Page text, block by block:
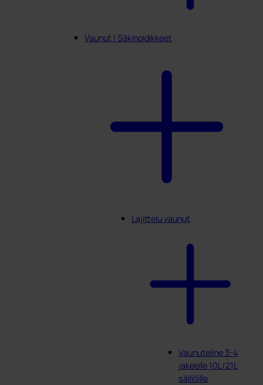
Vaunut | Säkinpidikkeet
Lajittelu vaunut
Vaunuteline 3-4
jakeelle 10L/21L
säiliöille